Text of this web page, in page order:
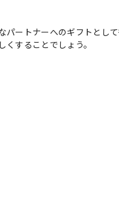
パートナーへのギフトとし
くすることでしょう。